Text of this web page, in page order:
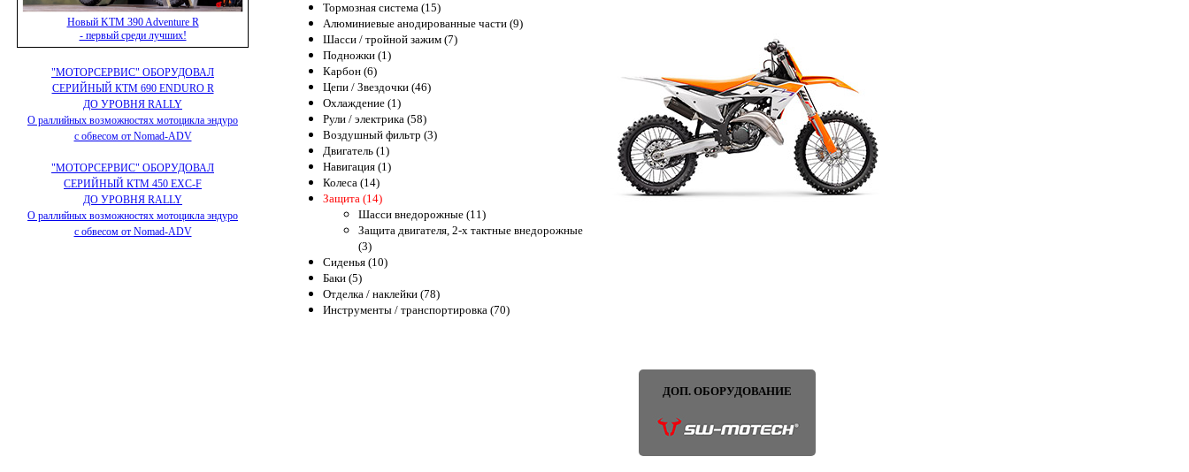
Новый KTM 390 Adventure R
- первый среди лучших!
"МОТОРСЕРВИС" ОБОРУДОВАЛ
СЕРИЙНЫЙ КТМ 690 ENDURO R
ДО УРОВНЯ RALLY
О раллийных возможностях мотоцикла эндуро
с обвесом от Nomad-ADV
"МОТОРСЕРВИС" ОБОРУДОВАЛ
СЕРИЙНЫЙ КТМ 450 EXC-F
ДО УРОВНЯ RALLY
О раллийных возможностях мотоцикла эндуро
с обвесом от Nomad-ADV
Тормозная система (15)
Алюминиевые анодированные части (9)
Шасси / тройной зажим (7)
Подножки (1)
Карбон (6)
Цепи / Звездочки (46)
Охлаждение (1)
Рули / электрика (58)
Воздушный фильтр (3)
Двигатель (1)
Навигация (1)
Колеса (14)
Защита (14)
Шасси внедорожные (11)
Защита двигателя, 2-х тактные внедорожные
(3)
Сиденья (10)
Баки (5)
Отделка / наклейки (78)
Инструменты / транспортировка (70)
ДОП. ОБОРУДОВАНИЕ